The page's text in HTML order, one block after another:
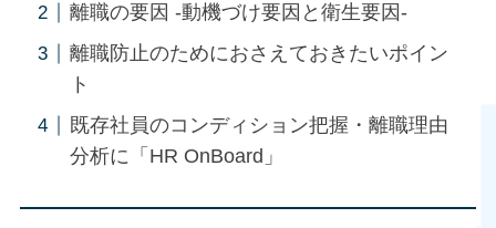
離職の要因 -動機づけ要因と衛生要因-
離職防止のためにおさえておきたいポイン
ト
既存社員のコンディション把握・離職理由
分析に「HR OnBoard」